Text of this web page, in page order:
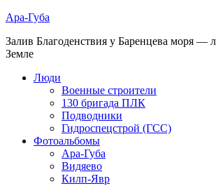
Ара-Губа
Залив Благоденствия у Баренцева моря —
Земле
Люди
Военные строители
130 бригада ПЛК
Подводники
Гидроспецстрой (ГСС)
Фотоальбомы
Ара-Губа
Видяево
Килп-Явр